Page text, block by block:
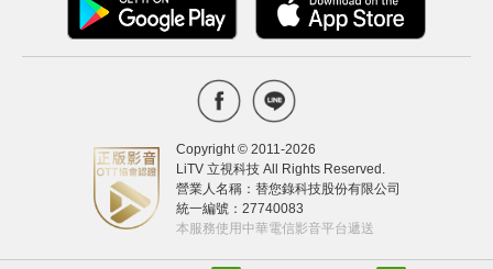
Copyright © 2011-2026
LiTV 立視科技 All Rights Reserved.
營業人名稱：替您錄科技股份有限公司
統一編號：27740083
本服務使用中華電信影音平台遞送